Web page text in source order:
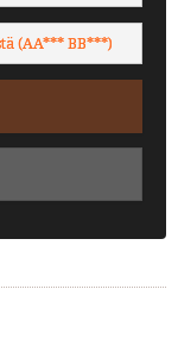
(AA*** BB***)